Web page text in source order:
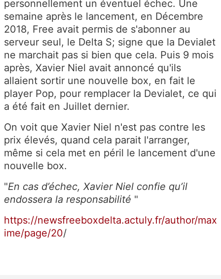
personnellement un éventuel échec. Une
semaine après le lancement, en Décembre
2018, Free avait permis de s'abonner au
serveur seul, le Delta S; signe que la Devialet
ne marchait pas si bien que cela. Puis 9 mois
après, Xavier Niel avait annoncé qu'ils
allaient sortir une nouvelle box, en fait le
player Pop, pour remplacer la Devialet, ce qui
a été fait en Juillet dernier.
On voit que Xavier Niel n'est pas contre les
prix élevés, quand cela parait l'arranger,
même si cela met en péril le lancement d'une
nouvelle box.
"En cas d’échec, Xavier Niel confie qu’il
endossera la responsabilité "
https://newsfreeboxdelta.actuly.fr/author/max
ime/page/20/